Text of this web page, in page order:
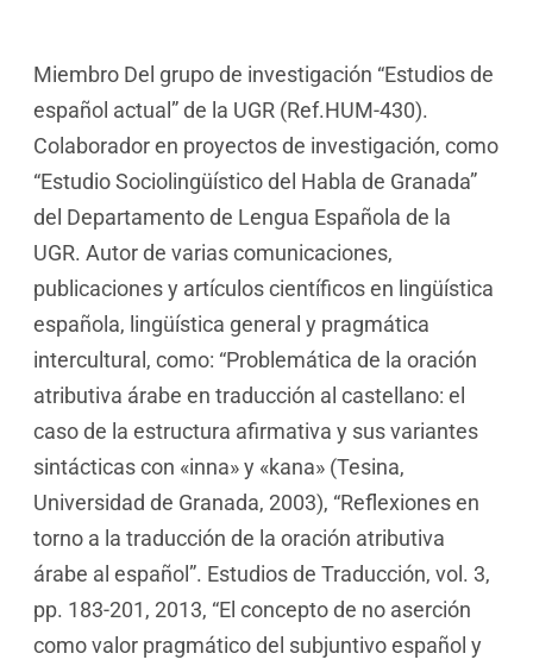
Miembro Del grupo de investigación “Estudios de
español actual” de la UGR (Ref.HUM-430).
Colaborador en proyectos de investigación, como
“Estudio Sociolingüístico del Habla de Granada”
del Departamento de Lengua Española de la
UGR. Autor de varias comunicaciones,
publicaciones y artículos científicos en lingüística
española, lingüística general y pragmática
intercultural, como: “Problemática de la oración
atributiva árabe en traducción al castellano: el
caso de la estructura afirmativa y sus variantes
sintácticas con «inna» y «kana» (Tesina,
Universidad de Granada, 2003), “Reflexiones en
torno a la traducción de la oración atributiva
árabe al español”. Estudios de Traducción, vol. 3,
pp. 183-201, 2013, “El concepto de no aserción
como valor pragmático del subjuntivo español y